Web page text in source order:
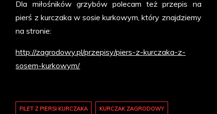
Dla miłośników grzybów polecam też przepis na
pierś z kurczaka w sosie kurkowym, który znajdziemy
na stronie:
http://zagrodowy.pl/przepisy/piers-z-kurczaka-z-
sosem-kurkowym/
FILET Z PIERSI KURCZAKA KURCZAK ZAGRODOWY